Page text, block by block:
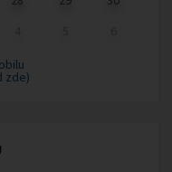
zde)